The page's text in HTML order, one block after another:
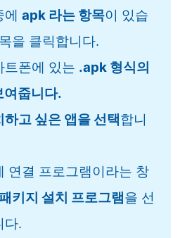
에apk 라는 항목이 있습
을 클릭합니다.
트폰에 있는 .apk 형식의
여줍니다.
하고 싶은 앱을 선택합니
연결 프로그램이라는 창
키지 설치 프로그램 을 선
다.